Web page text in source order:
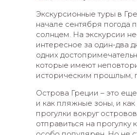
Экскурсионные туры в
начале сентября погода
солнцем. На экскурсии
интересное за один-два
одних
которые имеют
историческим прошлым,
Острова Греции – это
и как пляжные зоны, и
прогулки вокруг
отправиться на прогулку